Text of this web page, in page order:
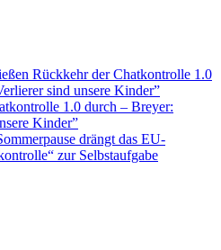
Rückkehr der Chatkontrolle 1.0
sind unsere Kinder”
1.0 durch – Breyer:
Kinder”
drängt das EU-
zur Selbstaufgabe